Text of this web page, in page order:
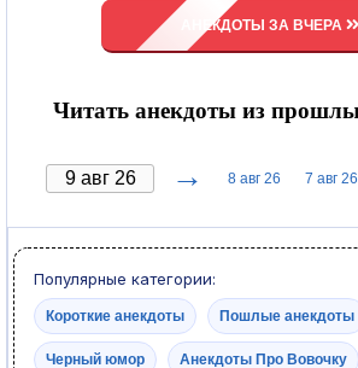
АНЕКДОТЫ ЗА ВЧЕРА
Читать анекдоты из
→ 8 авг 26 7 авг 26
Популярные категории:
Короткие анекдоты Пошлые анекдоты
Черный юмор Анекдоты Про Вовочку